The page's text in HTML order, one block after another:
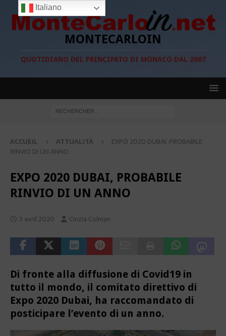
MONTECARLOIN
QUOTIDIANO DEL PRINCIPATO DI MONACO DAL 2007
ACCUEIL ATTUALITÀ
EXPO 2020 DUBAI, PROBABILE
RINVIO DI UN ANNO
EXPO 2020 DUBAI, PROBABILE
RINVIO DI UN ANNO
3 avril 2020 Cinzia Colman
Di fronte alla diffusione di Covid19 in
tutto il mondo, il comitato direttivo di
Expo 2020 Dubai, ha raccomandato di
posticipare l’evento di un anno.
Italiano